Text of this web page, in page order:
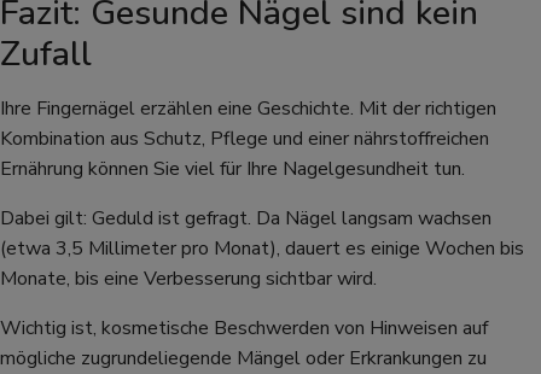
Fazit: Gesunde Nägel sind kein
Zufall
Ihre Fingernägel erzählen eine Geschichte. Mit der richtigen
Kombination aus Schutz, Pflege und einer nährstoffreichen
Ernährung können Sie viel für Ihre Nagelgesundheit tun.
Dabei gilt: Geduld ist gefragt. Da Nägel langsam wachsen
(etwa 3,5 Millimeter pro Monat), dauert es einige Wochen bis
Monate, bis eine Verbesserung sichtbar wird.
Wichtig ist, kosmetische Beschwerden von Hinweisen auf
mögliche zugrundeliegende Mängel oder Erkrankungen zu